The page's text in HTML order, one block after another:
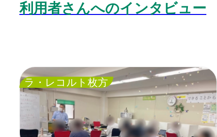
利用者さんへのインタビュー
ラ・レコルト枚方